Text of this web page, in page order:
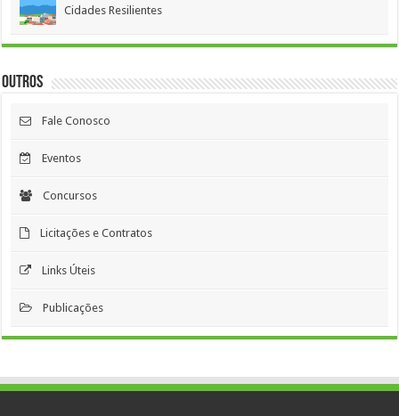
Cidades Resilientes
Outros
Fale Conosco
Eventos
Concursos
Licitações e Contratos
Links Úteis
Publicações